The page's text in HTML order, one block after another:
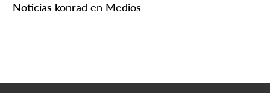
Noticias konrad en Medios